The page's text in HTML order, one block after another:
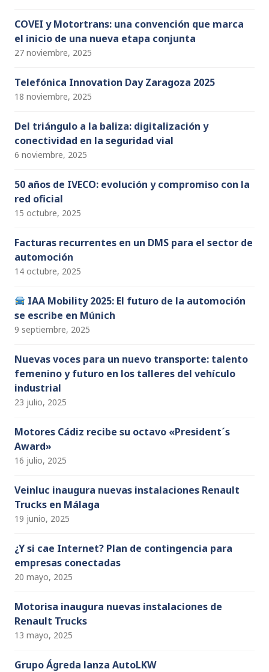
COVEI y Motortrans: una convención que marca
el inicio de una nueva etapa conjunta
27 noviembre, 2025
Telefónica Innovation Day Zaragoza 2025
18 noviembre, 2025
Del triángulo a la baliza: digitalización y
conectividad en la seguridad vial
6 noviembre, 2025
50 años de IVECO: evolución y compromiso con la
red oficial
15 octubre, 2025
Facturas recurrentes en un DMS para el sector de
automoción
14 octubre, 2025
IAA Mobility 2025: El futuro de la automoción
se escribe en Múnich
9 septiembre, 2025
Nuevas voces para un nuevo transporte: talento
femenino y futuro en los talleres del vehículo
industrial
23 julio, 2025
Motores Cádiz recibe su octavo «President´s
Award»
16 julio, 2025
Veinluc inaugura nuevas instalaciones Renault
Trucks en Málaga
19 junio, 2025
¿Y si cae Internet? Plan de contingencia para
empresas conectadas
20 mayo, 2025
Motorisa inaugura nuevas instalaciones de
Renault Trucks
13 mayo, 2025
Grupo Ágreda lanza AutoLKW